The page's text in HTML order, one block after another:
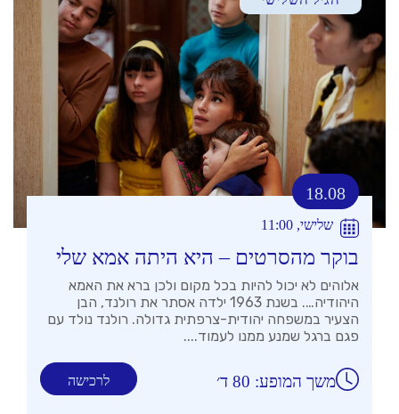
18.08
שלישי, 11:00
בוקר מהסרטים – היא היתה אמא שלי
אלוהים לא יכול להיות בכל מקום ולכן ברא את האמא
היהודיה…. בשנת 1963 ילדה אסתר את רולנד, הבן
הצעיר במשפחה יהודית-צרפתית גדולה. רולנד נולד עם
פגם ברגל שמנע ממנו לעמוד....
לרכישה משך המופע: 80 ד׳